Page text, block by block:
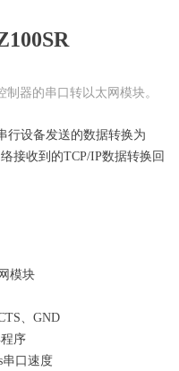
制器的串口转以太网模块。
行设备发送的数据转换为
接收到的TCP/IP数据转换回
模块
、GND
序
串口速度